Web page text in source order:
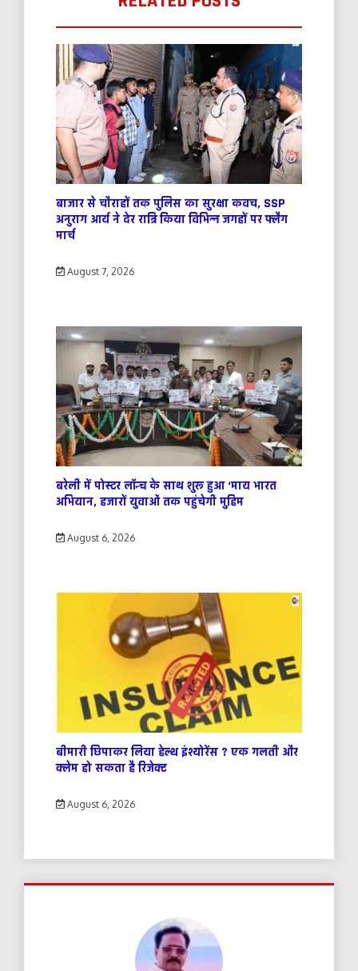
बाजार से चौराहों तक पुलिस का सुरक्षा कवच, SSP
अनुराग आर्य ने देर रात्रि किया विभिन्न जगहों पर फ्लैग
मार्च
August 7, 2026
बरेली में पोस्टर लॉन्च के साथ शुरू हुआ ‘माय भारत
अभियान, हजारों युवाओं तक पहुंचेगी मुहिम
August 6, 2026
बीमारी छिपाकर लिया हेल्थ इंश्योरेंस ? एक गलती और
क्लेम हो सकता है रिजेक्ट
August 6, 2026